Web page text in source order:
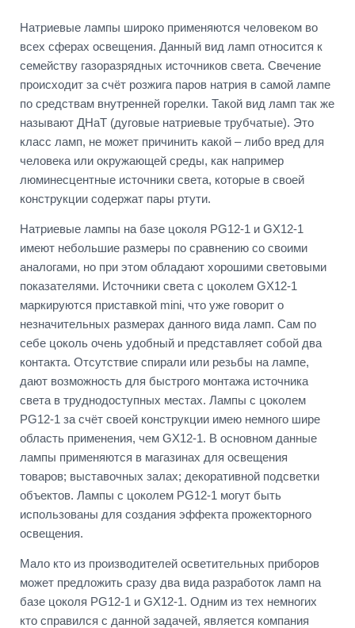
Натриевые лампы широко применяются человеком во
всех сферах освещения. Данный вид ламп относится к
семейству газоразрядных источников света. Свечение
происходит за счёт розжига паров натрия в самой лампе
по средствам внутренней горелки. Такой вид ламп так же
называют ДНаТ (дуговые натриевые трубчатые). Это
класс ламп, не может причинить какой – либо вред для
человека или окружающей среды, как например
люминесцентные источники света, которые в своей
конструкции содержат пары ртути.
Натриевые лампы на базе цоколя PG12-1 и GX12-1
имеют небольшие размеры по сравнению со своими
аналогами, но при этом обладают хорошими световыми
показателями. Источники света с цоколем GX12-1
маркируются приставкой mini, что уже говорит о
незначительных размерах данного вида ламп. Сам по
себе цоколь очень удобный и представляет собой два
контакта. Отсутствие спирали или резьбы на лампе,
дают возможность для быстрого монтажа источника
света в труднодоступных местах. Лампы с цоколем
PG12-1 за счёт своей конструкции имею немного шире
область применения, чем GX12-1. В основном данные
лампы применяются в магазинах для освещения
товаров; выставочных залах; декоративной подсветки
объектов. Лампы с цоколем PG12-1 могут быть
использованы для создания эффекта прожекторного
освещения.
Мало кто из производителей осветительных приборов
может предложить сразу два вида разработок ламп на
базе цоколя PG12-1 и GX12-1. Одним из тех немногих
кто справился с данной задачей, является компания